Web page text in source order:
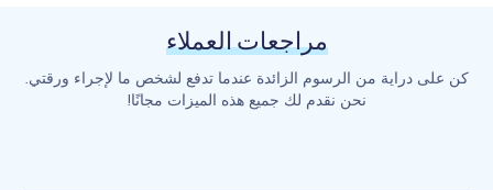
مراجعات العملاء
كن على دراية من الرسوم الزائدة عندما تدفع لشخص ما لإجراء ورقتي.
نحن نقدم لك جميع هذه الميزات مجانًا!